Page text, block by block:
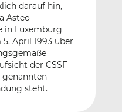
darauf hin,
Asteo
in Luxemburg
April 1993 über
der CSSF
steht.